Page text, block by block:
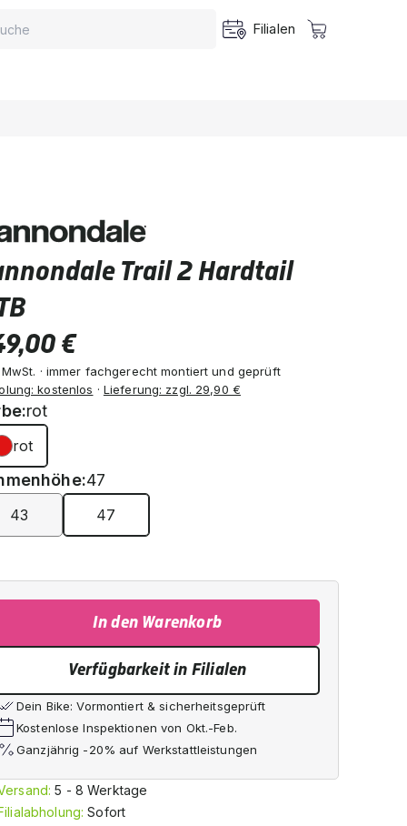
Filialen
Trail 2 Hardtail
€
· immer fachgerecht montiert und geprüft
kostenlos · Lieferung: zzgl. 29,90 €
rot
rot
47
43 47
In den Warenkorb
Verfügbarkeit in Filialen
Dein Bike: Vormontiert & sicherheitsgeprüft
Kostenlose Inspektionen von Okt.-Feb.
Ganzjährig -20% auf Werkstattleistungen
5 - 8 Werktage
Sofort